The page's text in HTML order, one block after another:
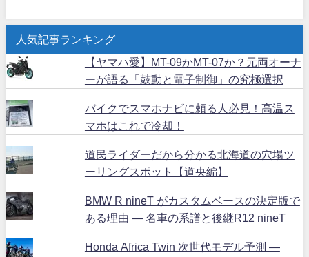
人気記事ランキング
【ヤマハ愛】MT-09かMT-07か？元両オーナ
ーが語る「鼓動と電子制御」の究極選択
バイクでスマホナビに頼る人必見！高温ス
マホはこれで冷却！
道民ライダーだから分かる北海道の穴場ツ
ーリングスポット【道央編】
BMW R nineT がカスタムベースの決定版で
ある理由 ― 名車の系譜と後継R12 nineT
Honda Africa Twin 次世代モデル予測 ―